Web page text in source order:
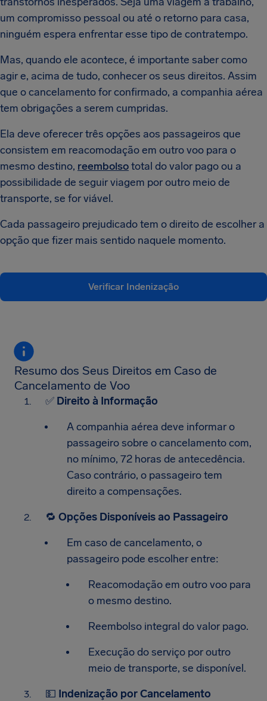
um compromisso pessoal ou até o retorno para casa,
ninguém espera enfrentar esse tipo de contratempo.
Mas, quando ele acontece, é importante saber como
agir e, acima de tudo, conhecer os seus direitos. Assim
que o cancelamento for confirmado, a companhia aérea
tem obrigações a serem cumpridas.
Ela deve oferecer três opções aos passageiros que
consistem em reacomodação em outro voo para o
mesmo destino, reembolsototal do valor pago ou a
possibilidade de seguir viagem por outro meio de
transporte, se for viável.
Cada passageiro prejudicado tem o direito de escolher a
opção que fizer mais sentido naquele momento.
Verificar Indenização
Resumo dos Seus Direitos em Caso de
Cancelamento de Voo
✅ Direito à Informação
A companhia aérea deve informar o
passageiro sobre o cancelamento com,
no mínimo, 72 horas de antecedência.
Caso contrário, o passageiro tem
direito a compensações.​
🔁 Opções Disponíveis ao Passageiro
Em caso de cancelamento, o
passageiro pode escolher entre:
Reacomodação em outro voo para
o mesmo destino.
Reembolso integral do valor pago.
Execução do serviço por outro
meio de transporte, se disponível.
💵 Indenização por Cancelamento